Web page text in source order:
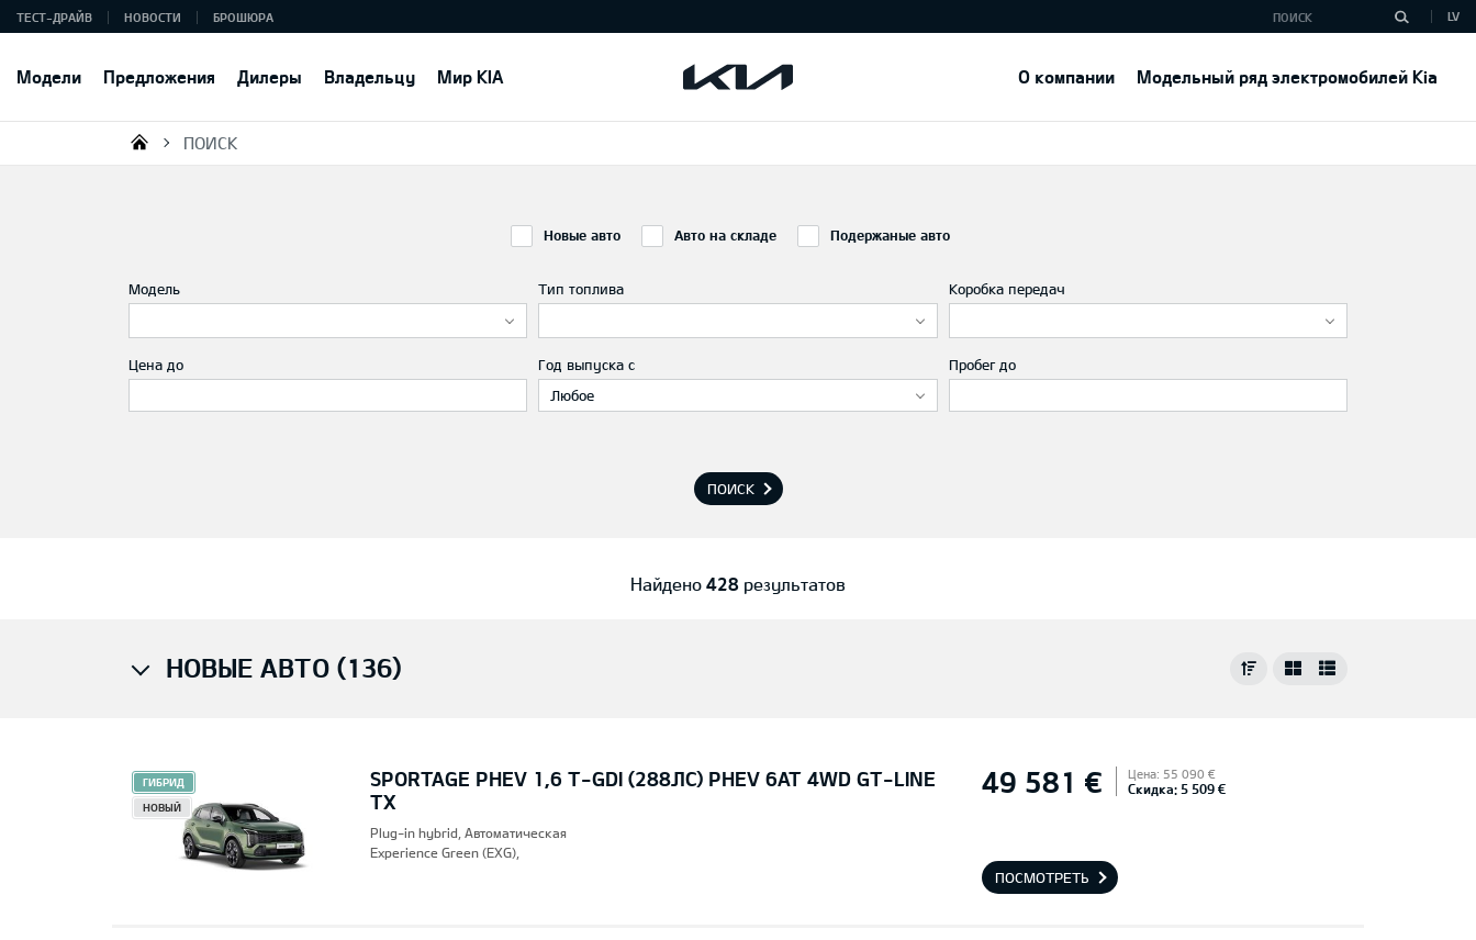
Модели Предложения Дилеры Владельцу Мир KIA О компании Модельный ряд электромобилей Kia
ТЕСТ-ДРАЙВ НОВОСТИ БРОШЮРА LV
KIA AUTO AS
ПОИСК
Новые авто Авто на складе Подержаные авто
Модель Тип топлива Коробка передач
Цена до
Год выпуска с
Любое
Пробег до
ПОИСК
Найдено 428 результатов
НОВЫЕ АВТО (136)
SPORTAGE PHEV 1,6 T-GDI (288ЛС) PHEV 6AT 4WD GT-LINE
TX
49 581 € Цена: 55 090 €
Скидка: 5 509 €
ГИБРИД
НОВЫЙ
Plug-in hybrid, Автоматическая
Experience Green (EXG),
ПОСМОТРЕТЬ